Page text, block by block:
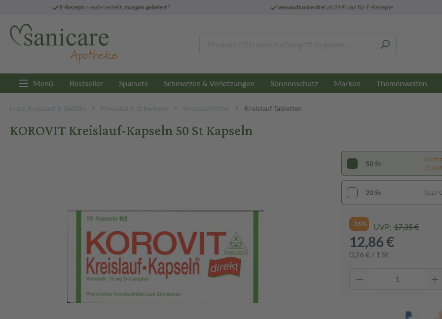
E-Rezept: Heute bestellt, morgen geliefert3 versandkostenfreiab 29 € und für E-Rezepte
Menü Bestseller Sparsets Schmerzen & Verletzungen Sonnenschutz Marken Themenwelten
Herz, Kreislauf & Gefäße Kreislauf & Schwindel Kreislaufmittel Kreislauf Tabletten
KOROVIT Kreislauf-Kapseln 50 St Kapseln
50 St
(0,26
20 St (0,27
-26% UVP: 17,35 €
12,86 €
0,26 € / 1 St